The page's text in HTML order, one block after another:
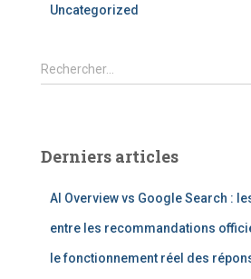
Uncategorized
R
e
r
Rechercher…
Derniers articles
AI Overview vs Google Search :
entre les recommandations
le fonctionnement réel des